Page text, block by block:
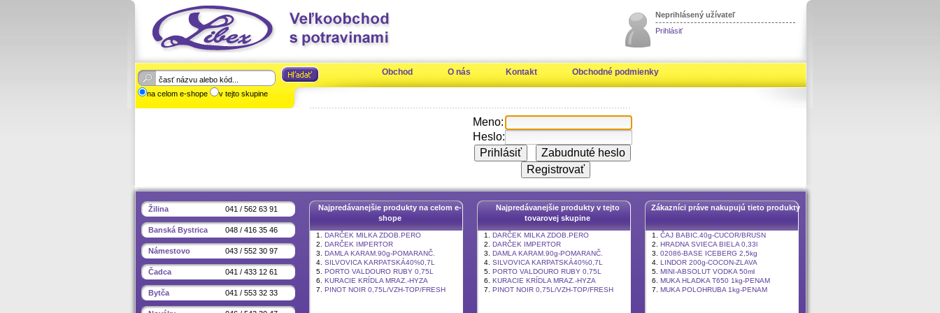
Neprihlásený užívateľ
Prihlásiť
na celom e-shope v tejto skupine
Obchod O nás Kontakt Obchodné podmienky
Meno:
Heslo:
Prihlásiť
Zabudnuté heslo
Registrovať
Žilina 041 / 562 63 91
Banská Bystrica 048 / 416 35 46
Námestovo 043 / 552 30 97
Čadca 041 / 433 12 61
Bytča 041 / 553 32 33
Najpredávanejšie produkty na celom e-
shope
1. DARČEK MILKA ZDOB.PERO
2. DARČEK IMPERTOR
3. DAMLA KARAM.90g-POMARANČ.
4. SILVOVICA KARPATSKÁ40%0,7L
5. PORTO VALDOURO RUBY 0,75L
6. KURACIE KRÍDLA MRAZ.-HYZA
7. PINOT NOIR 0,75L/VZH-TOP/FRESH
Najpredávanejšie produkty v tejto
tovarovej skupine
1. DARČEK MILKA ZDOB.PERO
2. DARČEK IMPERTOR
3. DAMLA KARAM.90g-POMARANČ.
4. SILVOVICA KARPATSKÁ40%0,7L
5. PORTO VALDOURO RUBY 0,75L
6. KURACIE KRÍDLA MRAZ.-HYZA
7. PINOT NOIR 0,75L/VZH-TOP/FRESH
Zákazníci práve nakupujú tieto produkty
1. ČAJ BABIC.40g-CUCOR/BRUSN
2. HRADNA SVIECA BIELA 0,33l
3. 02086-BASE ICEBERG 2,5kg
4. LINDOR 200g-COCON-ZLAVA
5. MINI-ABSOLUT VODKA 50ml
6. MUKA HLADKA T650 1kg-PENAM
7. MUKA POLOHRUBA 1kg-PENAM